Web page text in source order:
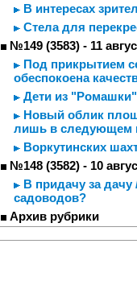
В интересах
Стела для
№149 (3583) - 11
Под прикрытием
обеспокоена
Дети из
Новый облик
лишь в следующем
Воркутинских
№148 (3582) - 10
В придачу за
садоводов?
Архив рубрики